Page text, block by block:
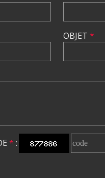
OBJET *
* :